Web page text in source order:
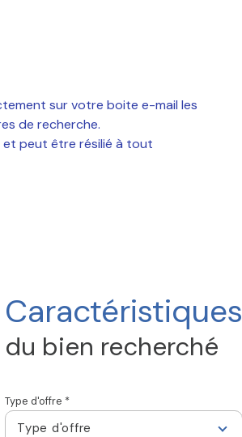
sur votre boite e-mail les
de recherche.
et peut être résilié à tout
Caractéristiques
du bien recherché
Type d'offre *
Type d'offre